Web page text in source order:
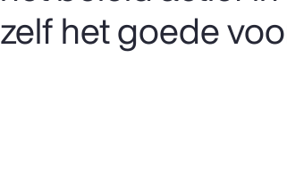
zelf het goede